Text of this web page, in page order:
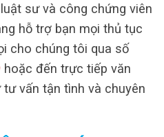
sư và công chứng viên
hỗ trợ bạn mọi thủ tục
cho chúng tôi qua số
hoặc đến trực tiếp văn
vấn tận tình và chuyên